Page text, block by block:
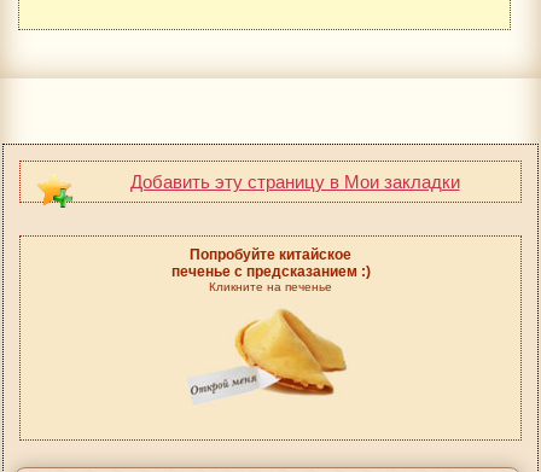
Добавить эту страницу в Мои закладки
Попробуйте китайское
печенье с предсказанием :)
Кликните на печенье